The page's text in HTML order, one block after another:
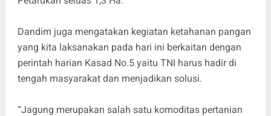
Dandim juga mengatakan kegiatan ketahanan pangan
yang kita laksanakan pada hari ini berkaitan dengan
perintah harian Kasad No.5 yaitu TNI harus hadir di
tengah masyarakat dan menjadikan solusi.
“Jagung merupakan salah satu komoditas pertanian